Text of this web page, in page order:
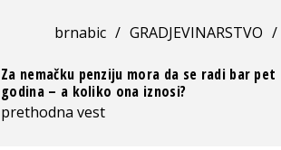
brnabic / GRADJEVINARSTVO /
Za nemačku penziju mora da se radi bar pet
godina – a koliko ona iznosi?
prethodna vest